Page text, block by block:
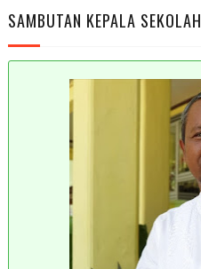
SAMBUTAN KEPALA SEKOLAH